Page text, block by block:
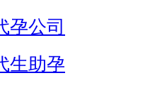
孕公司
生助孕